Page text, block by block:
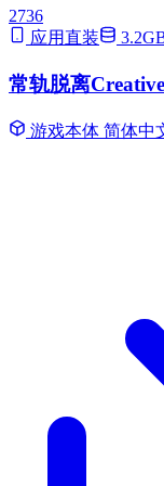
2736
应用直装
常轨脱离
游戏本体 简体中